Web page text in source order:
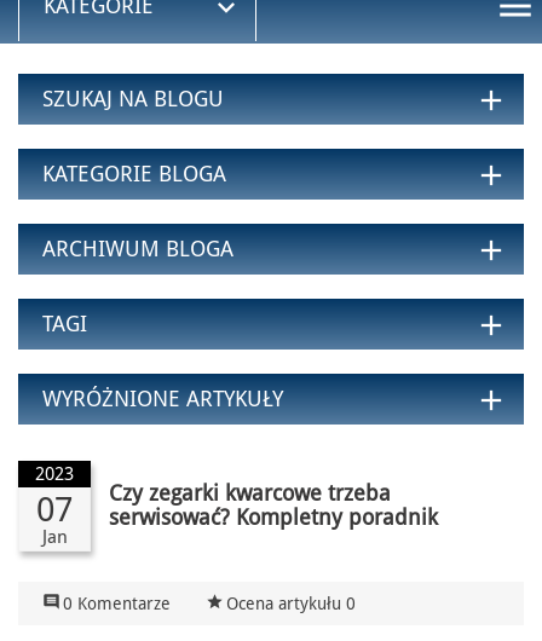

SZUKAJ NA BLOGU add
KATEGORIE BLOGA add
ARCHIWUM BLOGA add
TAGI add
WYRÓŻNIONE ARTYKUŁY add
2023
07
Jan
Czy zegarki kwarcowe trzeba
serwisować? Kompletny poradnik
 0 Komentarze star_rate
Ocena artykułu 0